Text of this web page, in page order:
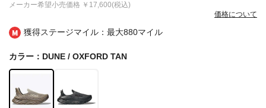
獲得ステージマイル：最大880マイル
メーカー希望小売価格 ￥17,600(税込)
価格について
カラー：DUNE / OXFORD TAN